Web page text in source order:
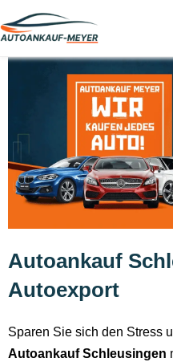
Autoankauf
Autoexport
Sparen Sie sich den Stress
Autoankauf Schleusingen